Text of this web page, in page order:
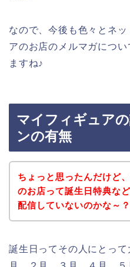
なので、今後も色々とネ
アのお店のメルマガにつ
ますね♪
マイフィギュア
ンの有無
ちょっと思ったんだけど
のお店って誕生日特典な
配信していないのかな～？
誕生日ってその人にとって